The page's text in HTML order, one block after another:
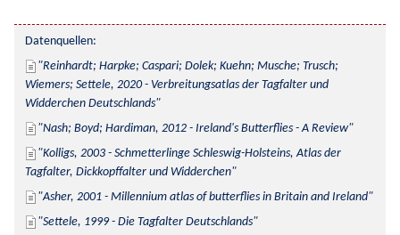
Datenquellen:
Reinhardt; Harpke; Caspari; Dolek; Kuehn; Musche; Trusch;
Wiemers; Settele, 2020 - Verbreitungsatlas der Tagfalter und
Widderchen Deutschlands
Nash; Boyd; Hardiman, 2012 - Ireland's Butterflies - A Review
Kolligs, 2003 - Schmetterlinge Schleswig-Holsteins, Atlas der
Tagfalter, Dickkopffalter und Widderchen
Asher, 2001 - Millennium atlas of butterflies in Britain and Ireland
Settele, 1999 - Die Tagfalter Deutschlands